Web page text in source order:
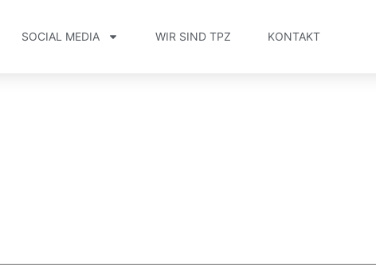
SOCIAL MEDIA WIR SIND TPZ KONTAKT